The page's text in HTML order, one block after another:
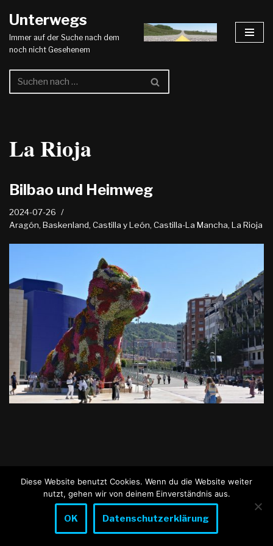
Zum
Inhalt
Unterwegs
Immer auf der Suche nach dem
noch nicht Gesehenem
La Rioja
Bilbao und Heimweg
2024-07-26
Aragón, Baskenland, Castilla y León, Castilla-La Mancha, La Rioja
Neve | Präsentiert vonWordPress
Diese Website benutzt Cookies. Wenn du die Website weiter
nutzt, gehen wir von deinem Einverständnis aus.
OK Datenschutzerklärung